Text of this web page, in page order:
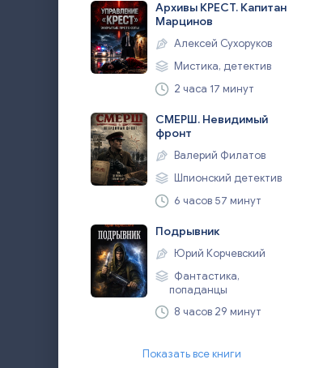
Архивы КРЕСТ. Капитан
Марцинов
Алексей Сухоруков
Мистика, детектив
2 часа 17 минут
СМЕРШ. Невидимый
фронт
Валерий Филатов
Шпионский детектив
6 часов 57 минут
Подрывник
Юрий Корчевский
Фантастика,
попаданцы
8 часов 29 минут
Показать все книги